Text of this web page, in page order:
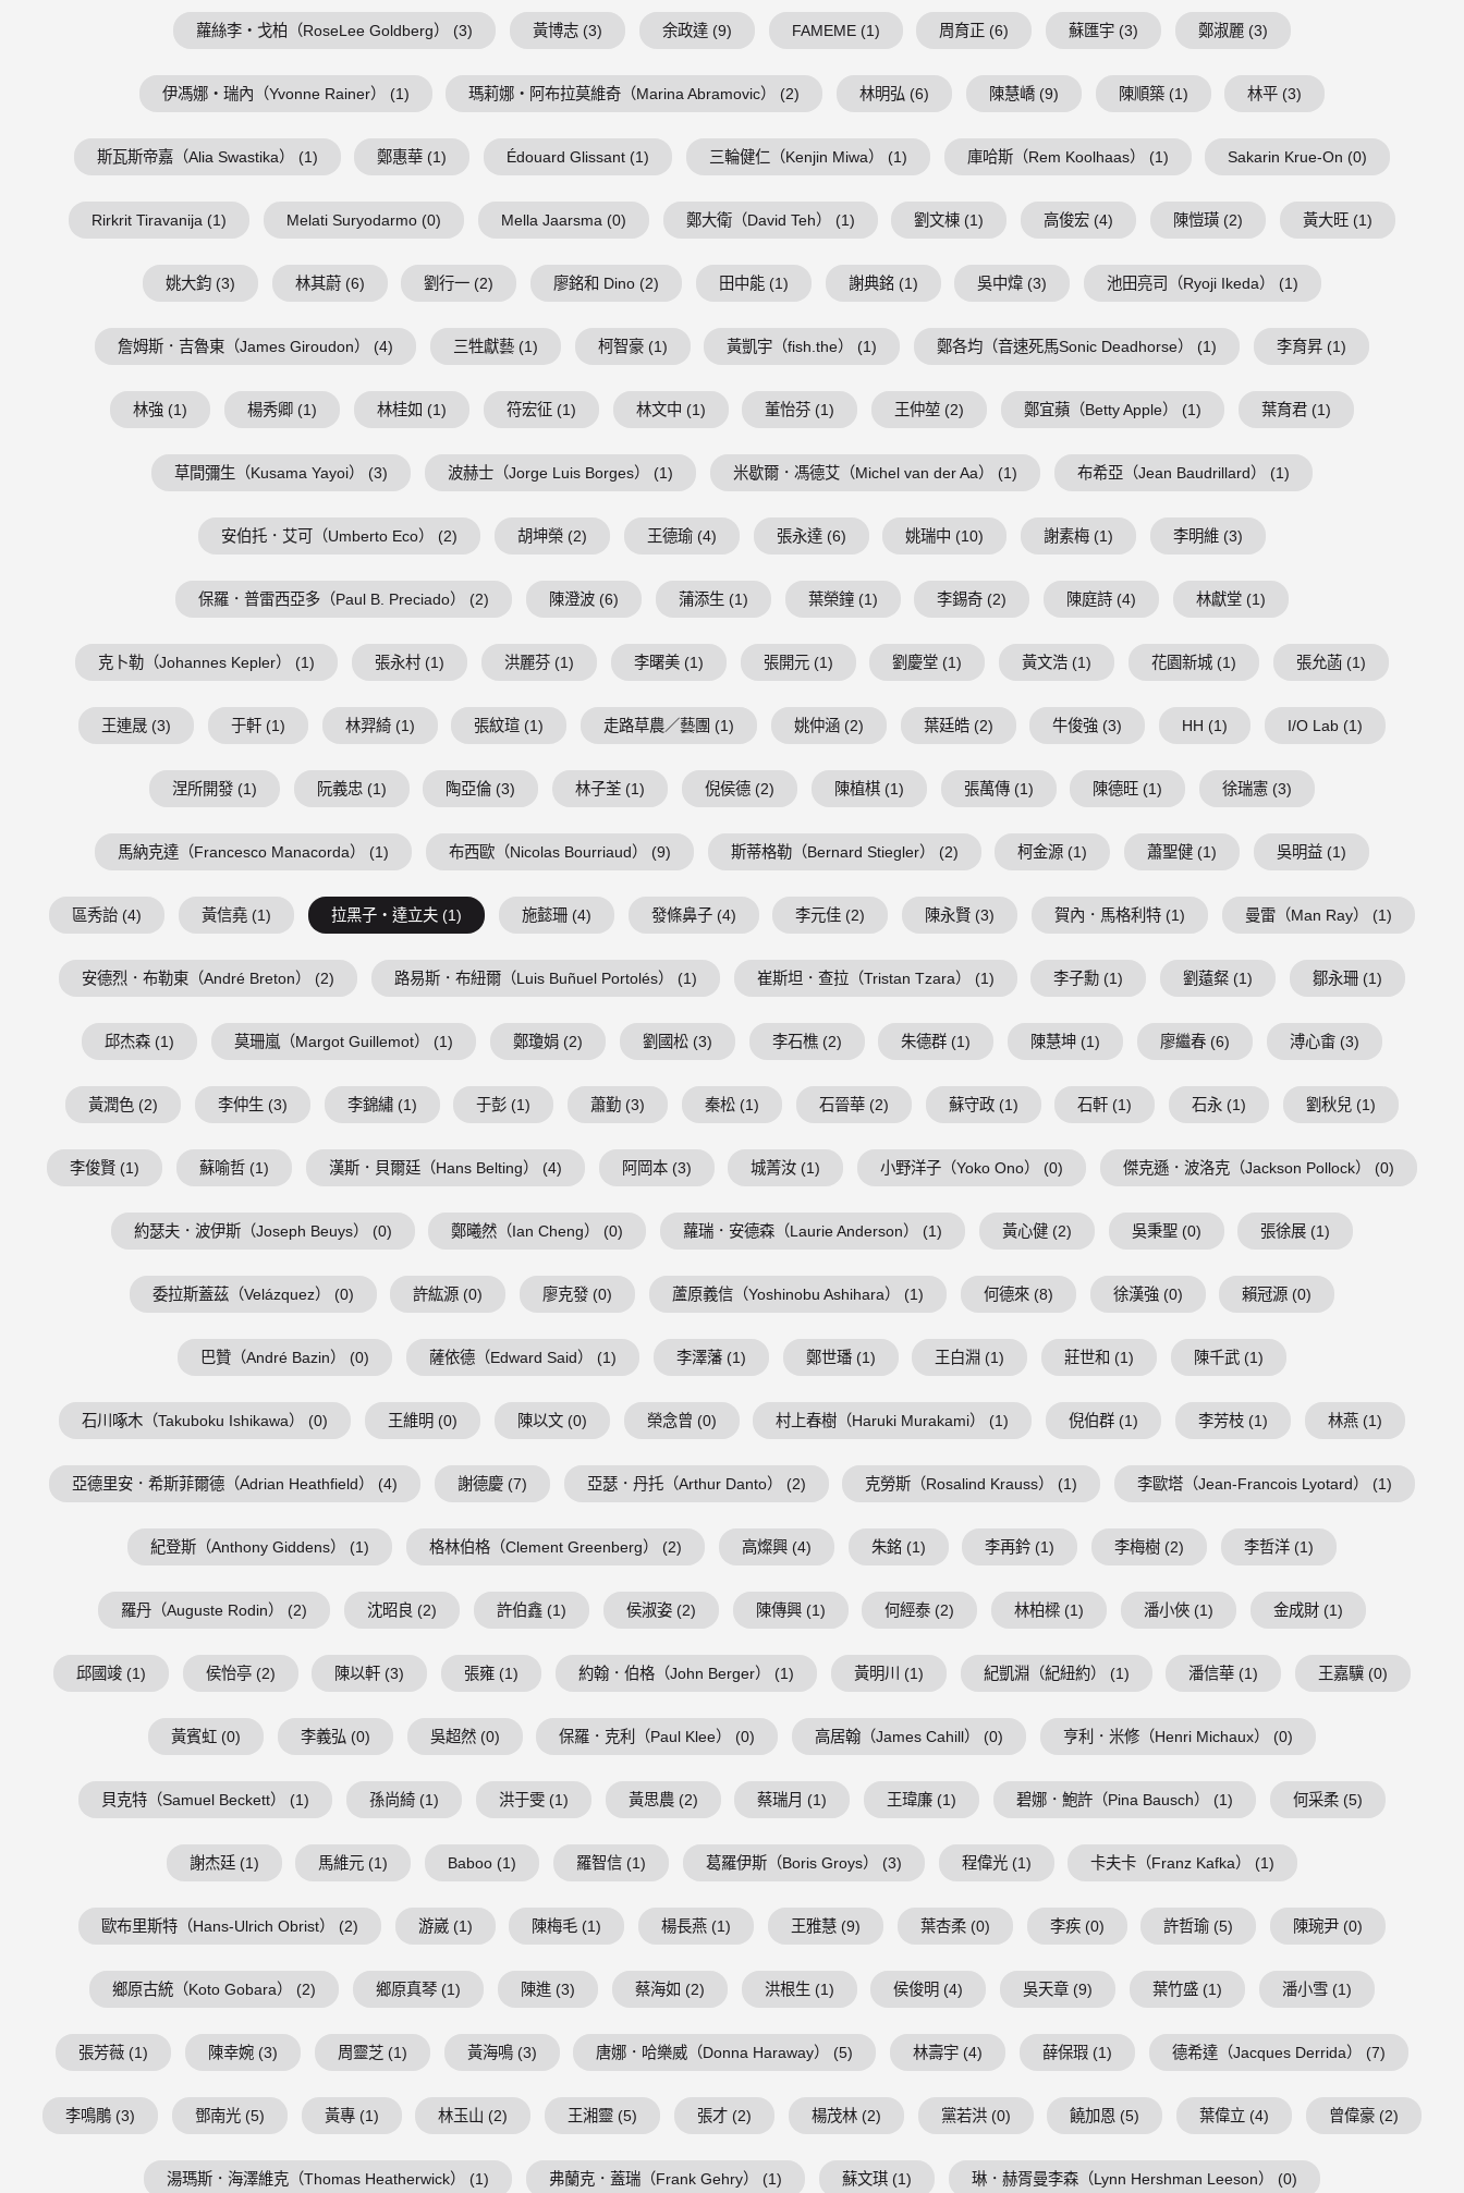
蘿絲李・戈柏（RoseLee Goldberg） (3) 黃博志 (3) 余政達 (9) FAMEME (1) 周育正 (6) 蘇匯宇 (3) 鄭淑麗 (3)
伊馮娜・瑞內（Yvonne Rainer） (1) 瑪莉娜・阿布拉莫維奇（Marina Abramovic） (2) 林明弘 (6) 陳慧嶠 (9) 陳順築 (1) 林平 (3)
斯瓦斯帝嘉（Alia Swastika） (1) 鄭惠華 (1) Édouard Glissant (1) 三輪健仁（Kenjin Miwa） (1) 庫哈斯（Rem Koolhaas） (1) Sakarin Krue-On (0)
Rirkrit Tiravanija (1) Melati Suryodarmo (0) Mella Jaarsma (0) 鄭大衛（David Teh） (1) 劉文棟 (1) 高俊宏 (4) 陳愷璜 (2) 黃大旺 (1)
姚大鈞 (3) 林其蔚 (6) 劉行一 (2) 廖銘和 Dino (2) 田中能 (1) 謝典銘 (1) 吳中煒 (3) 池田亮司（Ryoji Ikeda） (1)
詹姆斯．吉魯東（James Giroudon） (4) 三牲獻藝 (1) 柯智豪 (1) 黃凱宇（fish.the） (1) 鄭各均（音速死馬Sonic Deadhorse） (1) 李育昇 (1)
林強 (1) 楊秀卿 (1) 林桂如 (1) 符宏征 (1) 林文中 (1) 董怡芬 (1) 王仲堃 (2) 鄭宜蘋（Betty Apple） (1) 葉育君 (1)
草間彌生（Kusama Yayoi） (3) 波赫士（Jorge Luis Borges） (1) 米歇爾．馮德艾（Michel van der Aa） (1) 布希亞（Jean Baudrillard） (1)
安伯托．艾可（Umberto Eco） (2) 胡坤榮 (2) 王德瑜 (4) 張永達 (6) 姚瑞中 (10) 謝素梅 (1) 李明維 (3)
保羅．普雷西亞多（Paul B. Preciado） (2) 陳澄波 (6) 蒲添生 (1) 葉榮鐘 (1) 李錫奇 (2) 陳庭詩 (4) 林獻堂 (1)
克卜勒（Johannes Kepler） (1) 張永村 (1) 洪麗芬 (1) 李曙美 (1) 張開元 (1) 劉慶堂 (1) 黃文浩 (1) 花園新城 (1) 張允菡 (1)
王連晟 (3) 于軒 (1) 林羿綺 (1) 張紋瑄 (1) 走路草農／藝團 (1) 姚仲涵 (2) 葉廷皓 (2) 牛俊強 (3) HH (1) I/O Lab (1)
涅所開發 (1) 阮義忠 (1) 陶亞倫 (3) 林子荃 (1) 倪侯德 (2) 陳植棋 (1) 張萬傳 (1) 陳德旺 (1) 徐瑞憲 (3)
馬納克達（Francesco Manacorda） (1) 布西歐（Nicolas Bourriaud） (9) 斯蒂格勒（Bernard Stiegler） (2) 柯金源 (1) 蕭聖健 (1) 吳明益 (1)
區秀詒 (4) 黃信堯 (1) 拉黑子・達立夫 (1) 施懿珊 (4) 發條鼻子 (4) 李元佳 (2) 陳永賢 (3) 賀內．馬格利特 (1) 曼雷（Man Ray） (1)
安德烈．布勒東（André Breton） (2) 路易斯．布紐爾（Luis Buñuel Portolés） (1) 崔斯坦．查拉（Tristan Tzara） (1) 李子勳 (1) 劉薳粲 (1) 鄒永珊 (1)
邱杰森 (1) 莫珊嵐（Margot Guillemot） (1) 鄭瓊娟 (2) 劉國松 (3) 李石樵 (2) 朱德群 (1) 陳慧坤 (1) 廖繼春 (6) 溥心畬 (3)
黃潤色 (2) 李仲生 (3) 李錦繡 (1) 于彭 (1) 蕭勤 (3) 秦松 (1) 石晉華 (2) 蘇守政 (1) 石軒 (1) 石永 (1) 劉秋兒 (1)
李俊賢 (1) 蘇喻哲 (1) 漢斯．貝爾廷（Hans Belting） (4) 阿岡本 (3) 城菁汝 (1) 小野洋子（Yoko Ono） (0) 傑克遜．波洛克（Jackson Pollock） (0)
約瑟夫．波伊斯（Joseph Beuys） (0) 鄭曦然（Ian Cheng） (0) 蘿瑞．安德森（Laurie Anderson） (1) 黃心健 (2) 吳秉聖 (0) 張徐展 (1)
委拉斯蓋茲（Velázquez） (0) 許紘源 (0) 廖克發 (0) 蘆原義信（Yoshinobu Ashihara） (1) 何德來 (8) 徐漢強 (0) 賴冠源 (0)
巴贊（André Bazin） (0) 薩依德（Edward Said） (1) 李澤藩 (1) 鄭世璠 (1) 王白淵 (1) 莊世和 (1) 陳千武 (1)
石川啄木（Takuboku Ishikawa） (0) 王維明 (0) 陳以文 (0) 榮念曾 (0) 村上春樹（Haruki Murakami） (1) 倪伯群 (1) 李芳枝 (1) 林燕 (1)
亞德里安．希斯菲爾德（Adrian Heathfield） (4) 謝德慶 (7) 亞瑟．丹托（Arthur Danto） (2) 克勞斯（Rosalind Krauss） (1) 李歐塔（Jean-Francois Lyotard） (1)
紀登斯（Anthony Giddens） (1) 格林伯格（Clement Greenberg） (2) 高燦興 (4) 朱銘 (1) 李再鈐 (1) 李梅樹 (2) 李哲洋 (1)
羅丹（Auguste Rodin） (2) 沈昭良 (2) 許伯鑫 (1) 侯淑姿 (2) 陳傳興 (1) 何經泰 (2) 林柏樑 (1) 潘小俠 (1) 金成財 (1)
邱國竣 (1) 侯怡亭 (2) 陳以軒 (3) 張雍 (1) 約翰．伯格（John Berger） (1) 黃明川 (1) 紀凱淵（紀紐約） (1) 潘信華 (1) 王嘉驥 (0)
黃賓虹 (0) 李義弘 (0) 吳超然 (0) 保羅．克利（Paul Klee） (0) 高居翰（James Cahill） (0) 亨利．米修（Henri Michaux） (0)
貝克特（Samuel Beckett） (1) 孫尚綺 (1) 洪于雯 (1) 黃思農 (2) 蔡瑞月 (1) 王瑋廉 (1) 碧娜．鮑許（Pina Bausch） (1) 何采柔 (5)
謝杰廷 (1) 馬維元 (1) Baboo (1) 羅智信 (1) 葛羅伊斯（Boris Groys） (3) 程偉光 (1) 卡夫卡（Franz Kafka） (1)
歐布里斯特（Hans-Ulrich Obrist） (2) 游崴 (1) 陳梅毛 (1) 楊長燕 (1) 王雅慧 (9) 葉杏柔 (0) 李疾 (0) 許哲瑜 (5) 陳琬尹 (0)
鄉原古統（Koto Gobara） (2) 鄉原真琴 (1) 陳進 (3) 蔡海如 (2) 洪根生 (1) 侯俊明 (4) 吳天章 (9) 葉竹盛 (1) 潘小雪 (1)
張芳薇 (1) 陳幸婉 (3) 周靈芝 (1) 黃海鳴 (3) 唐娜．哈樂威（Donna Haraway） (5) 林壽宇 (4) 薛保瑕 (1) 德希達（Jacques Derrida） (7)
李鳴鵰 (3) 鄧南光 (5) 黃專 (1) 林玉山 (2) 王湘靈 (5) 張才 (2) 楊茂林 (2) 黨若洪 (0) 饒加恩 (5) 葉偉立 (4) 曾偉豪 (2)
湯瑪斯．海澤維克（Thomas Heatherwick） (1) 弗蘭克．蓋瑞（Frank Gehry） (1) 蘇文琪 (1) 琳．赫胥曼李森（Lynn Hershman Leeson） (0)